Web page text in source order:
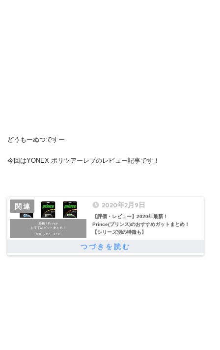
どうもーぬつですー
今回はYONEX ポリツアーレブのレビュー記事です！
2020年2月9日
【評価・レビュー】2020年最新！
Prince(プリンス)のおすすめガットまとめ！
【シリーズ別の特徴も】